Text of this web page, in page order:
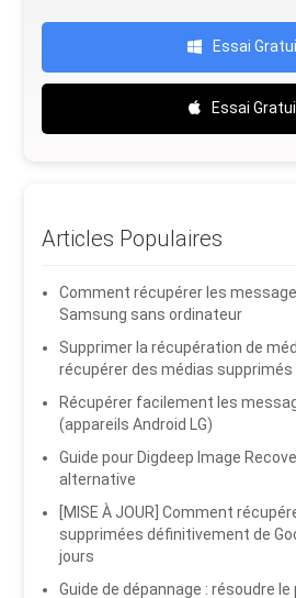
Essai
Essai
Articles Populaires
Comment récupérer les
Samsung sans ordinateur
Supprimer la récupération de
récupérer des médias supprimés
Récupérer facilement les
(appareils Android LG)
Guide pour Digdeep Image
alternative
[MISE À JOUR] Comment
supprimées définitivement de
jours
Guide de dépannage : résoudre le